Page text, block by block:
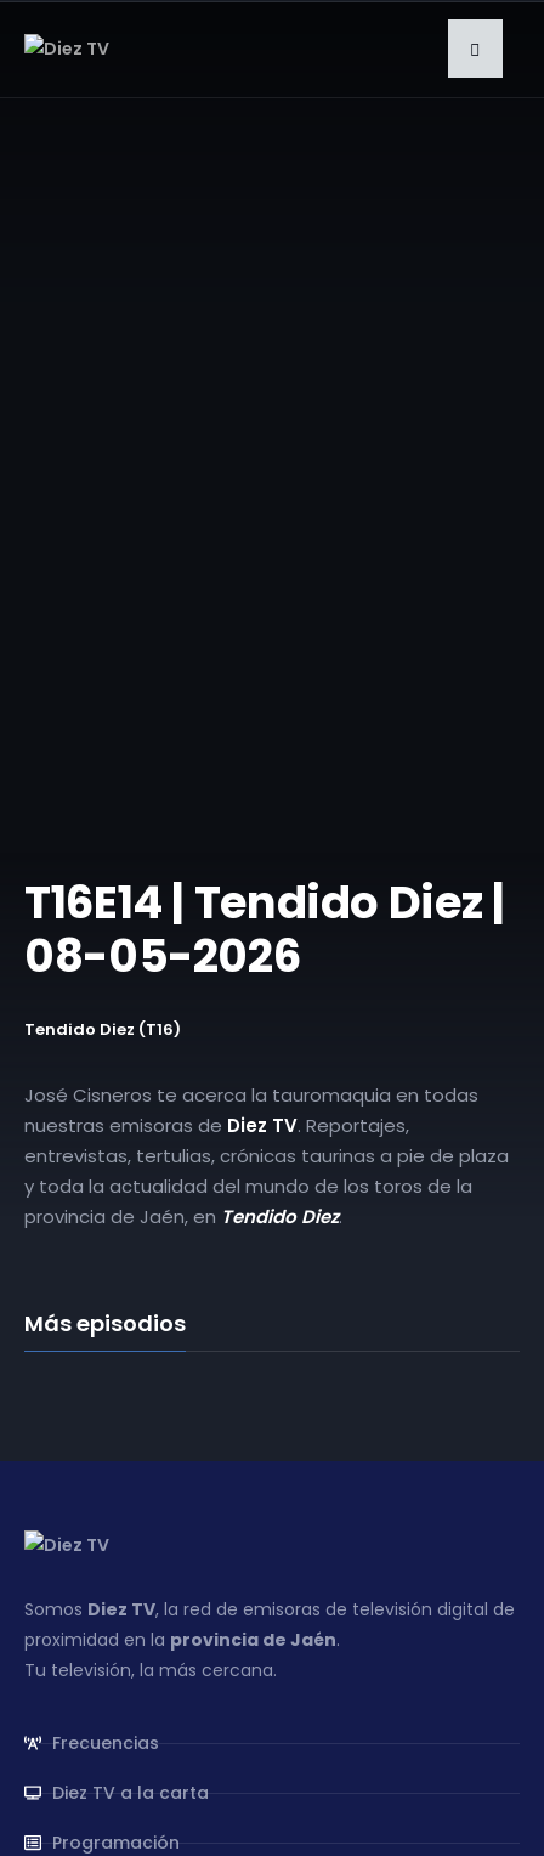
T16E14 | Tendido Diez |
08-05-2026
Tendido Diez (T16)
José Cisneros te acerca la tauromaquia en todas
nuestras emisoras de Diez TV. Reportajes,
entrevistas, tertulias, crónicas taurinas a pie de plaza
y toda la actualidad del mundo de los toros de la
provincia de Jaén, en Tendido Diez.
Más episodios
Somos Diez TV, la red de emisoras de televisión digital de
proximidad en la provincia de Jaén.
Tu televisión, la más cercana.
Frecuencias
Diez TV a la carta
Programación